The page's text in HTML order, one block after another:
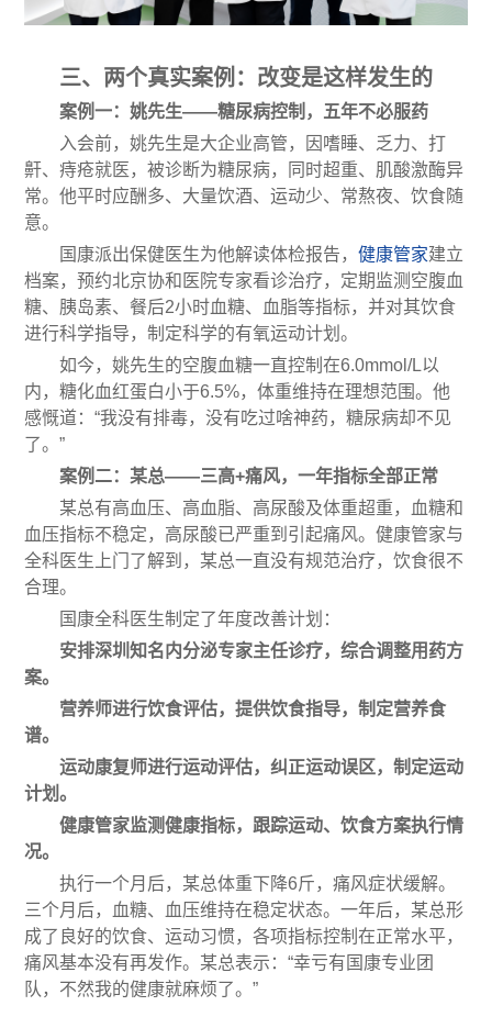
三、两个真实案例：改变是这样发生的
案例一：姚先生——糖尿病控制，五年不必服药
入会前，姚先生是大企业高管，因嗜睡、乏力、打
鼾、痔疮就医，被诊断为糖尿病，同时超重、肌酸激酶异
常。他平时应酬多、大量饮酒、运动少、常熬夜、饮食随
意。
国康派出保健医生为他解读体检报告，健康管家建立
档案，预约北京协和医院专家看诊治疗，定期监测空腹血
糖、胰岛素、餐后2小时血糖、血脂等指标，并对其饮食
进行科学指导，制定科学的有氧运动计划。
如今，姚先生的空腹血糖一直控制在6.0mmol/L以
内，糖化血红蛋白小于6.5%，体重维持在理想范围。他
感慨道：“我没有排毒，没有吃过啥神药，糖尿病却不见
了。”
案例二：某总——三高+痛风，一年指标全部正常
某总有高血压、高血脂、高尿酸及体重超重，血糖和
血压指标不稳定，高尿酸已严重到引起痛风。健康管家与
全科医生上门了解到，某总一直没有规范治疗，饮食很不
合理。
国康全科医生制定了年度改善计划：
安排深圳知名内分泌专家主任诊疗，综合调整用药方
案。
营养师进行饮食评估，提供饮食指导，制定营养食
谱。
运动康复师进行运动评估，纠正运动误区，制定运动
计划。
健康管家监测健康指标，跟踪运动、饮食方案执行情
况。
执行一个月后，某总体重下降6斤，痛风症状缓解。
三个月后，血糖、血压维持在稳定状态。一年后，某总形
成了良好的饮食、运动习惯，各项指标控制在正常水平，
痛风基本没有再发作。某总表示：“幸亏有国康专业团
队，不然我的健康就麻烦了。”